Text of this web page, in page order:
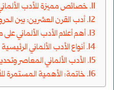
خصائص مميزة للأدب
أدب القرن العشرين: بين
أهم أعلام الأدب الألماني
أنواع الأدب الألماني الرئيسية
الأدب الألماني المعاصر
خاتمة: الأهمية المستمرة